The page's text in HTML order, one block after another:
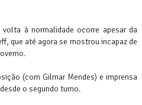
à normalidade ocorre apesar da
que até agora se mostrou incapaz de
(com Gilmar Mendes) e imprensa
o segundo turno.